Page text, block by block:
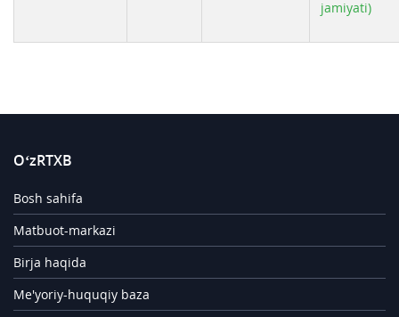
jamiyati)
O‘zRTXB
Bosh sahifa
Matbuot-markazi
Birja haqida
Me'yoriy-huquqiy baza